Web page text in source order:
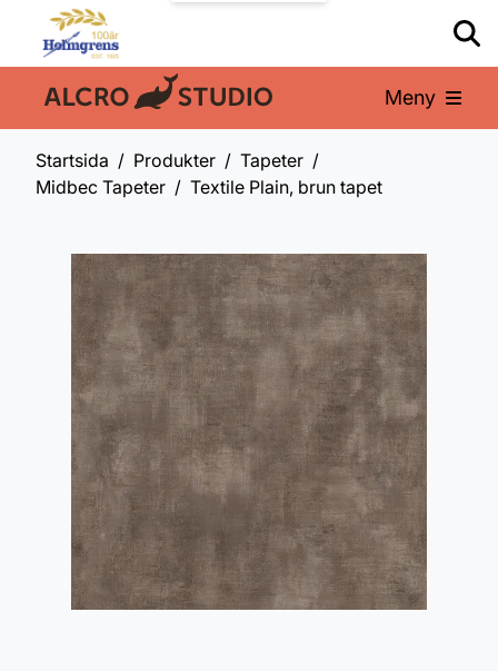
En del av: Meny
Startsida Produkter
Tapeter
Midbec Tapeter
Textile Plain, brun tapet